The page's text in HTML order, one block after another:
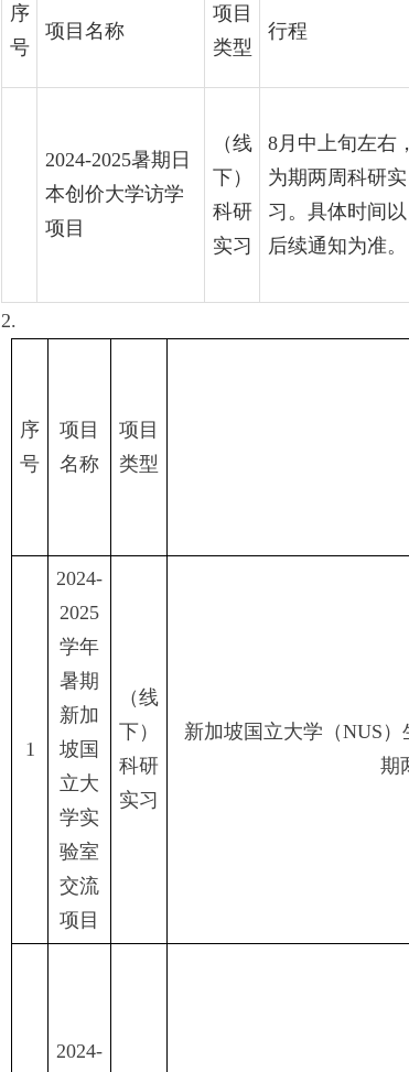
序
号
项目名称
项目
类型
行程
2024-2025暑期日
本创价大学访学
项目
（线
下）
科研
实习
8月中上旬左右，
为期两周科研实
习。具体时间以
后续通知为准。
2.
序
号
项目
名称
项目
类型
1
2024-
2025
学年
暑期
新加
坡国
立大
学实
验室
交流
项目
（线
下）
科研
实习
新加坡国立大学（NUS
期
2024-